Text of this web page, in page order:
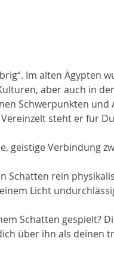
Im alten Ägypten
aber auch in
Schwerpunkten und
steht er für
geistige Verbindung
Schatten rein
Licht
Schatten gespielt?
über ihn als deinen